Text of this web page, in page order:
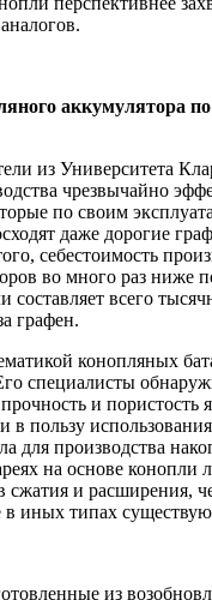
аккумулятора
из Университета
чрезвычайно
по своим
даже дорогие
себестоимость
во много раз ниже
составляет всего
графен.
конопляных
специалисты
и пористость
в пользу
для производства
на основе конопли
сжатия и расширения,
в иных типах
из